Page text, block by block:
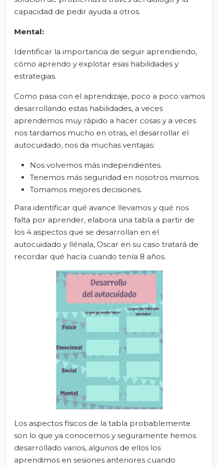
capacidad de pedir ayuda a otros.
Mental:
Identificar la importancia de seguir aprendiendo,
cómo aprendo y explotar esas habilidades y
estrategias.
Como pasa con el aprendizaje, poco a poco vamos
desarrollando estas habilidades, a veces
aprendemos muy rápido a hacer cosas y a veces
nos tardamos mucho en otras, el desarrollar el
autocuidado, nos da muchas ventajas:
Nos volvemos más independientes.
Tenemos más seguridad en nosotros mismos.
Tomamos mejores decisiones.
Para identificar qué avance llevamos y qué nos
falta por aprender, elabora una tabla a partir de
los 4 aspectos que se desarrollan en el
autocuidado y llénala, Oscar en su caso tratará de
recordar qué hacía cuando tenía 8 años.
Los aspectos físicos de la tabla probablemente
son lo que ya conocemos y seguramente hemos
desarrollado varios, algunos de ellos los
aprendimos en sesiones anteriores cuando